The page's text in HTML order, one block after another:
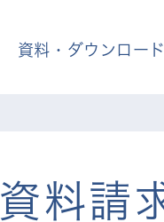
資料・ダウンロード
資料請